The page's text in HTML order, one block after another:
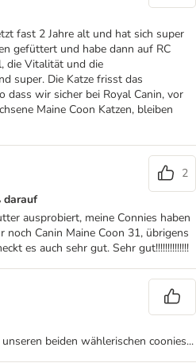
fast 2 Jahre alt und hat sich super
gefüttert und habe dann auf RC
die Vitalität und die
super. Die Katze frisst das
dass wir sicher bei Royal Canin, vor
Maine Coon Katzen, bleiben
2
darauf
ausprobiert, meine Connies haben
Canin Maine Coon 31, übrigens
es auch sehr gut. Sehr gut!!!!!!!!!!!!!!
beiden wählerischen coonies...